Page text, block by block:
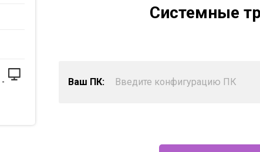
Системные
Ваш ПК: Введите конфигурацию ПК
-